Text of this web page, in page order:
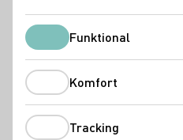
FunktionalFunktional
Komfort
Tracking